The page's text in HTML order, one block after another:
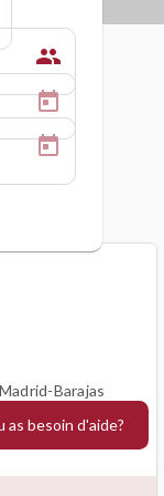
people
Barajas
as besoin d'aide?